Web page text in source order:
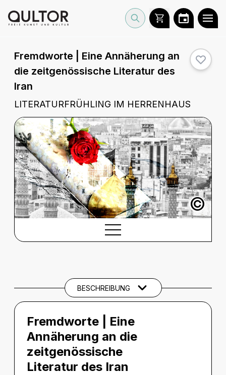
Fremdworte | Eine Annäherung an
die zeitgenössische Literatur des
Iran
LITERATURFRÜHLING IM HERRENHAUS
©
THEMEN UND SCHLAGWÖRTER
BESCHREIBUNG
Fremdworte | Eine
Annäherung an die
zeitgenössische
Literatur des Iran